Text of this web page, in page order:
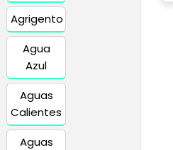
Agrigento
Agua
Azul
Aguas
Calientes
Aguas